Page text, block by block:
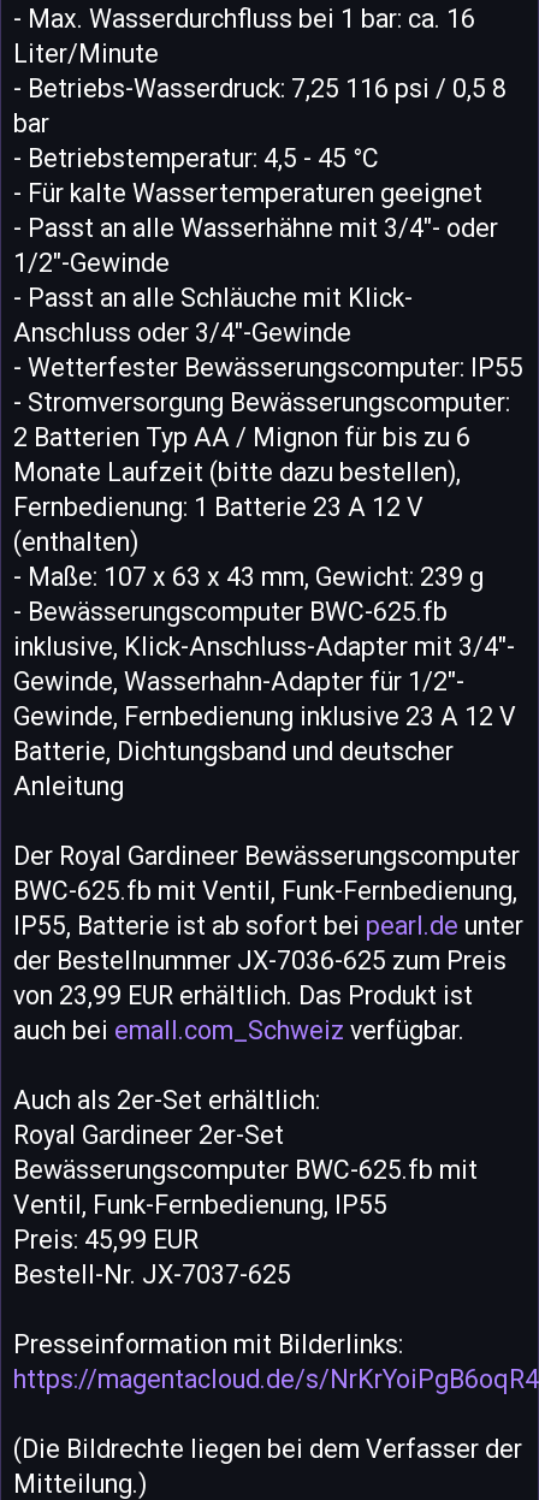
- Max. Wasserdurchfluss bei 1 bar: ca. 16
Liter/Minute
- Betriebs-Wasserdruck: 7,25 116 psi / 0,5 8
bar
- Betriebstemperatur: 4,5 - 45 °C
- Für kalte Wassertemperaturen geeignet
- Passt an alle Wasserhähne mit 3/4"- oder
1/2"-Gewinde
- Passt an alle Schläuche mit Klick-
Anschluss oder 3/4"-Gewinde
- Wetterfester Bewässerungscomputer: IP55
- Stromversorgung Bewässerungscomputer:
2 Batterien Typ AA / Mignon für bis zu 6
Monate Laufzeit (bitte dazu bestellen),
Fernbedienung: 1 Batterie 23 A 12 V
(enthalten)
- Maße: 107 x 63 x 43 mm, Gewicht: 239 g
- Bewässerungscomputer BWC-625.fb
inklusive, Klick-Anschluss-Adapter mit 3/4"-
Gewinde, Wasserhahn-Adapter für 1/2"-
Gewinde, Fernbedienung inklusive 23 A 12 V
Batterie, Dichtungsband und deutscher
Anleitung
Der Royal Gardineer Bewässerungscomputer
BWC-625.fb mit Ventil, Funk-Fernbedienung,
IP55, Batterie ist ab sofort bei pearl.de unter
der Bestellnummer JX-7036-625 zum Preis
von 23,99 EUR erhältlich. Das Produkt ist
auch bei emall.com_Schweiz verfügbar.
Auch als 2er-Set erhältlich:
Royal Gardineer 2er-Set
Bewässerungscomputer BWC-625.fb mit
Ventil, Funk-Fernbedienung, IP55
Preis: 45,99 EUR
Bestell-Nr. JX-7037-625
Presseinformation mit Bilderlinks:
https://magentacloud.de/s/NrKrYoiPgB6oqR4
(Die Bildrechte liegen bei dem Verfasser der
Mitteilung.)